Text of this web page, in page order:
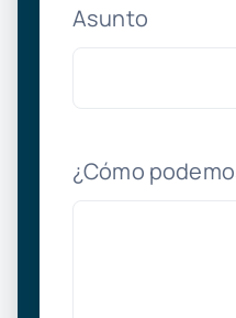
Asunto
¿Cómo